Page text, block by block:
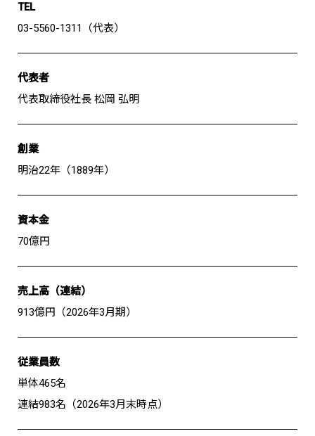
TEL
03-5560-1311（代表）
代表者
代表取締役社長 松岡 弘明
創業
明治22年（1889年）
資本金
70億円
売上高（連結）
913億円（2026年3月期）
従業員数
単体465名
連結983名（2026年3月末時点）